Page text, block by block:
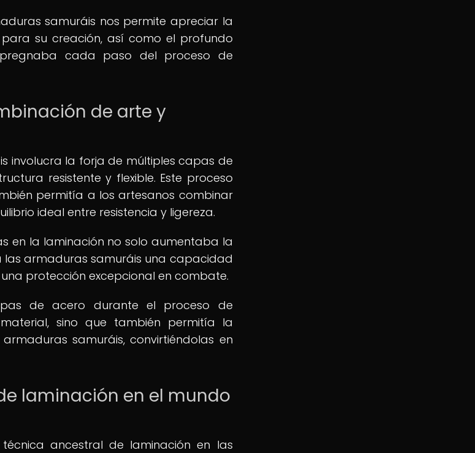
samuráis nos permite apreciar la
su creación, así como el profundo
cada paso del proceso de
de arte y
involucra la forja de múltiples capas de
resistente y flexible. Este proceso
permitía a los artesanos combinar
ideal entre resistencia y ligereza.
en la laminación no solo aumentaba la
las armaduras samuráis una capacidad
protección excepcional en combate.
de acero durante el proceso de
sino que también permitía la
samuráis, convirtiéndolas en
laminación en el mundo
ancestral de laminación en las